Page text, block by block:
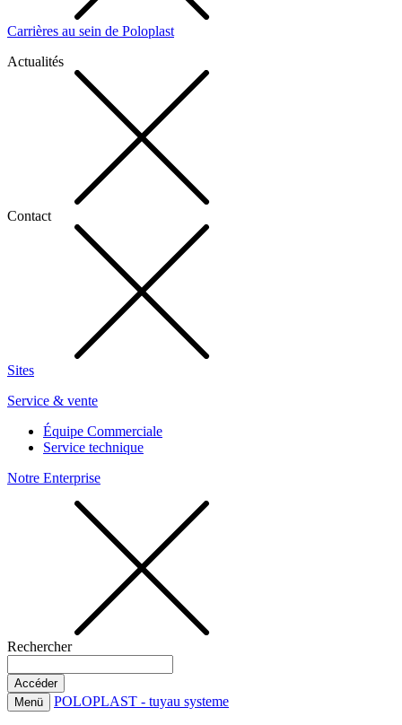
Carrières au sein de Poloplast
Actualités
Contact
Sites
Service & vente
Équipe Commerciale
Service technique
Notre Enterprise
Rechercher
Menü POLOPLAST - tuyau systeme